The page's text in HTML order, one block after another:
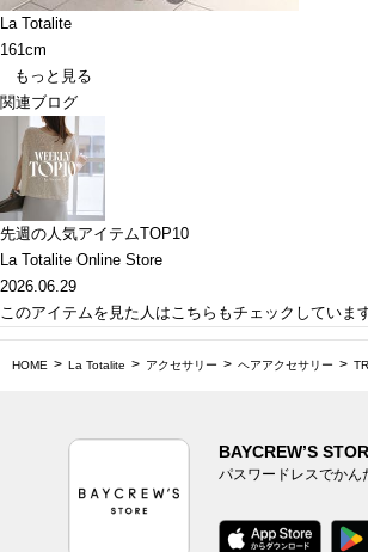
La Totalite
161cm
もっと見る
関連ブログ
先週の人気アイテムTOP10
La Totalite Online Store
2026.06.29
このアイテムを見た人はこちらもチェックしていま
HOME La Totalite アクセサリー ヘアアクセサリー
BAYCREW’S
パスワードレスでかん